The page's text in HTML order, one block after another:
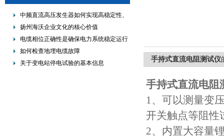
中频直流高压发生器如何实现高稳定性、
低纹波与便携式设计？
扬州海沃企业文化的核心价值
电缆相位正确性是确保电力系统稳定运行
的重要措施
如何检查地埋电缆故障
关于变电站停电试验的基本信息
手持式直流电阻测试仪
手持式直流电阻
1、可以测量变
开关触点等阻性
2、内置大容量